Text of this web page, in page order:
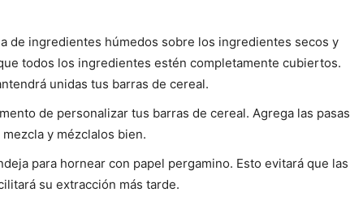
de ingredientes húmedos sobre los ingredientes secos y
todos los ingredientes estén completamente cubiertos.
unidas tus barras de cereal.
de personalizar tus barras de cereal. Agrega las pasas
y mézclalos bien.
para hornear con papel pergamino. Esto evitará que las
su extracción más tarde.